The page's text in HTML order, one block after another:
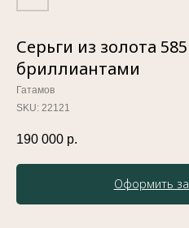
Серьги из золота
бриллиантами
Гатамов
SKU: 22121
190 000 р.
Оформить